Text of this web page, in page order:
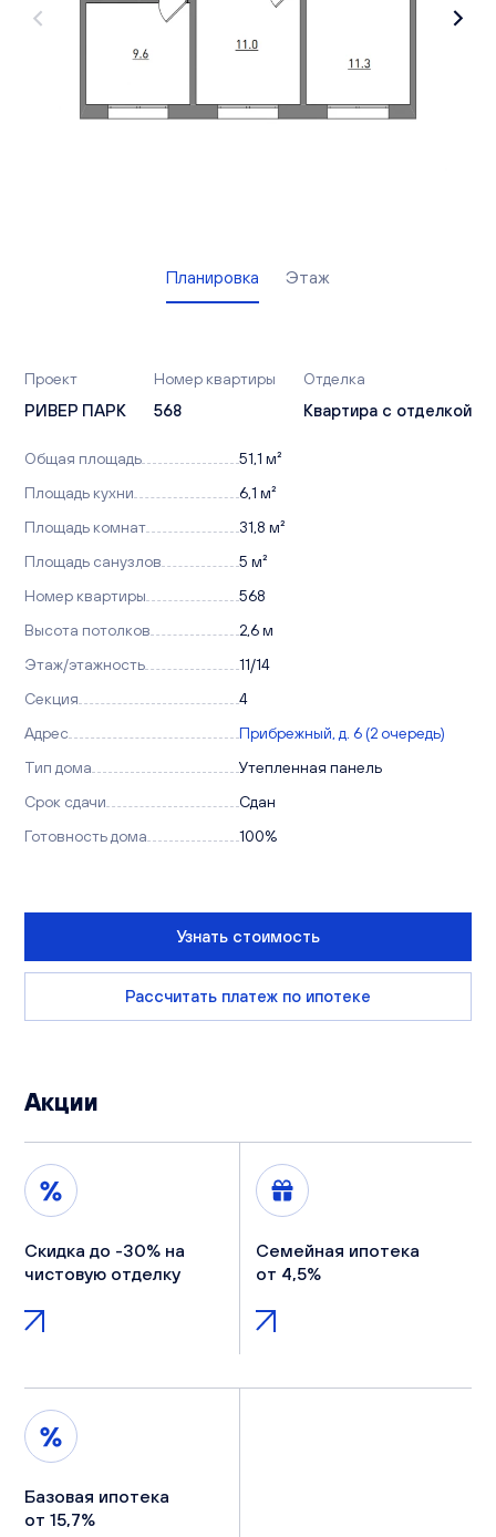
Вакансии
Планировка Этаж
Проект
РИВЕР ПАРК
Номер квартиры
568
Отделка
Квартира с отделкой
Общая площадь
51,1 м²
Площадь кухни
6,1 м²
Площадь комнат
31,8 м²
Площадь санузлов
5 м²
Номер квартиры
568
Высота потолков
2,6 м
Этаж/этажность
11/14
Секция
4
Адрес
Прибрежный, д. 6 (2 очередь)
Тип дома
Утепленная панель
Срок сдачи
Сдан
Готовность дома
100%
Узнать стоимость
Рассчитать платеж по ипотеке
Акции
Скидка до -30% на
чистовую отделку
Семейная ипотека
от 4,5%
Базовая ипотека
от 15,7%